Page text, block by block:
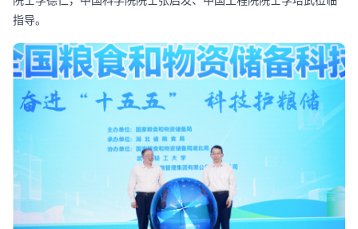
指导。